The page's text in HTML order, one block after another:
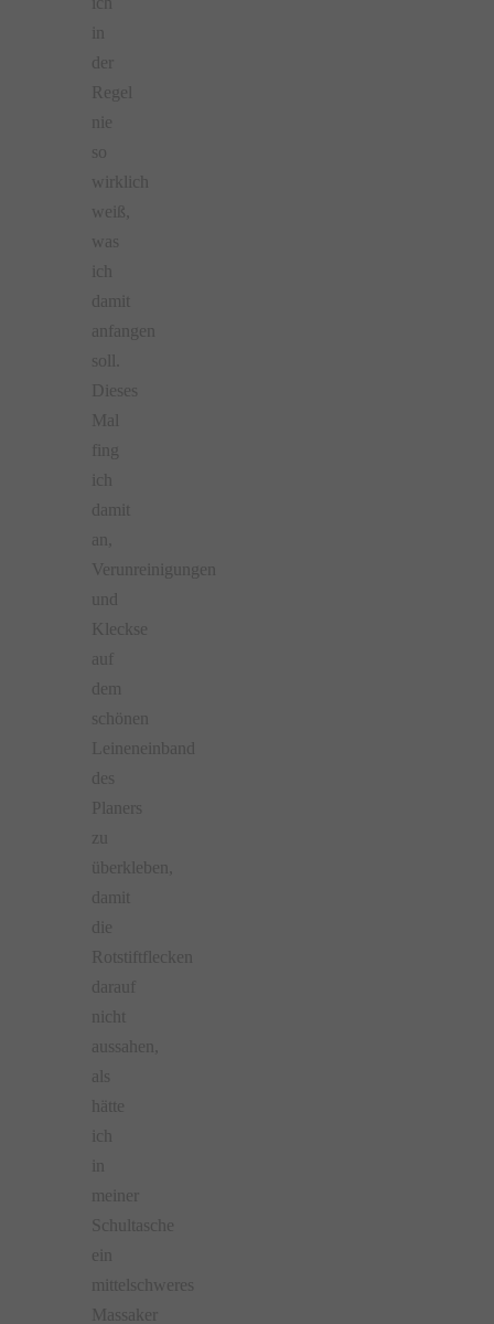
der
Regel
nie
so
wirklich
weiß,
was
ich
damit
anfangen
soll.
Dieses
Mal
fing
ich
damit
an,
Verunreinigungen
und
Kleckse
auf
dem
schönen
Leineneinband
des
Planers
zu
überkleben,
damit
die
Rotstiftflecken
darauf
nicht
aussahen,
als
hätte
ich
meiner
Schultasche
ein
mittelschweres
Massaker